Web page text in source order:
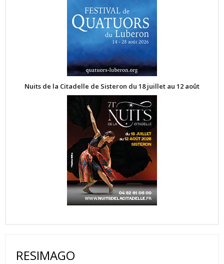
Nuits de la Citadelle de Sisteron du 18 juillet au 12 août
RESIMAGO